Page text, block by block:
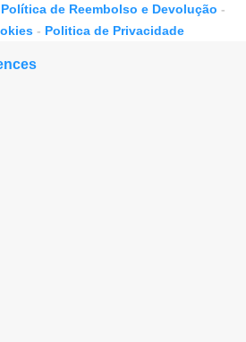
Política de Reembolso e Devolução -
- Politica de Privacidade